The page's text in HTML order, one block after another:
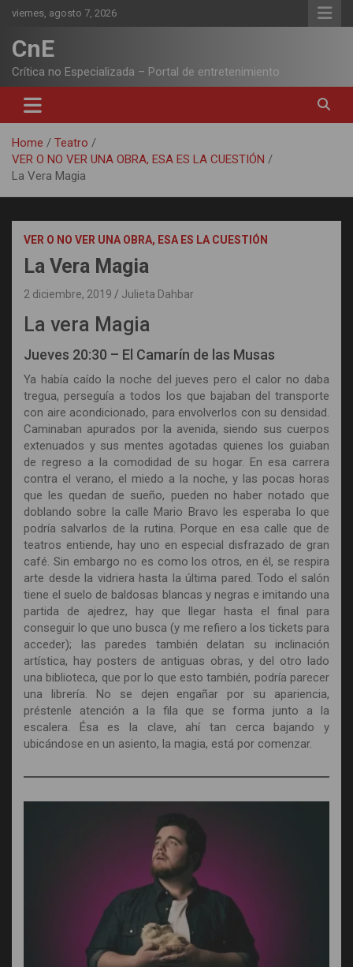
Skip
content
viernes, agosto 7, 2026
CnE
Crítica no Especializada – Portal de entretenimiento
Home
Teatro
VER O NO VER UNA OBRA, ESA ES LA CUESTIÓN
La Vera Magia
VER O NO VER UNA OBRA, ESA ES LA CUESTIÓN
La Vera Magia
2 diciembre, 2019 Julieta Dahbar
La vera Magia
Jueves 20:30 – El Camarín de las Musas
Ya había caído la noche del jueves pero el calor no daba
tregua, perseguía a todos los que bajaban del transporte
con aire acondicionado, para envolverlos con su densidad.
Caminaban apurados por la avenida, siendo sus cuerpos
extenuados y sus mentes agotadas quienes los guiaban
de regreso a la comodidad de su hogar. En esa carrera
contra el verano, el miedo a la noche, y las pocas horas
que les quedan de sueño, pueden no haber notado que
doblando sobre la calle Mario Bravo les esperaba lo que
podría salvarlos de la rutina. Porque en esa calle que de
teatros entiende, hay uno en especial disfrazado de gran
café. Sin embargo no es como los otros, en él, se respira
arte desde la vidriera hasta la última pared. Todo el salón
tiene el suelo de baldosas blancas y negras e imitando una
partida de ajedrez, hay que llegar hasta el final para
conseguir lo que uno busca (y me refiero a los tickets para
acceder); las paredes también delatan su inclinación
artística, hay posters de antiguas obras, y del otro lado
una biblioteca, que por lo que esto también, podría parecer
una librería. No se dejen engañar por su apariencia,
préstenle atención a la fila que se forma junto a la
escalera. Ésa es la clave, ahí tan cerca bajando y
ubicándose en un asiento, la magia, está por comenzar.